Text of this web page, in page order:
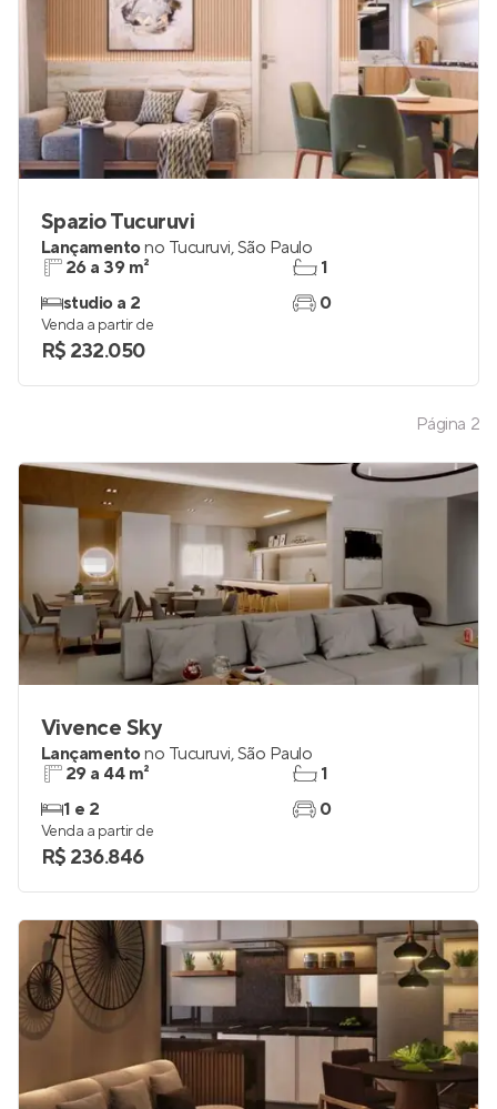
Página 2
Spazio Tucuruvi
Lançamentono Tucuruvi,São Paulo
26 a 39 m²
studio a 2
1
0
Venda a partir de
R$ 232.050
Vivence Sky
Lançamentono Tucuruvi,São Paulo
29 a 44 m²
1 e 2
1
0
Venda a partir de
R$ 236.846